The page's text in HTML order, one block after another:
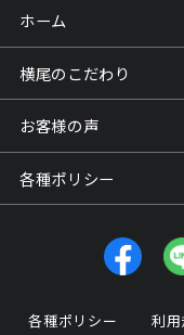
ホーム
横尾のこだわり
お客様の声
各種ポリシー
各種ポリシー 利